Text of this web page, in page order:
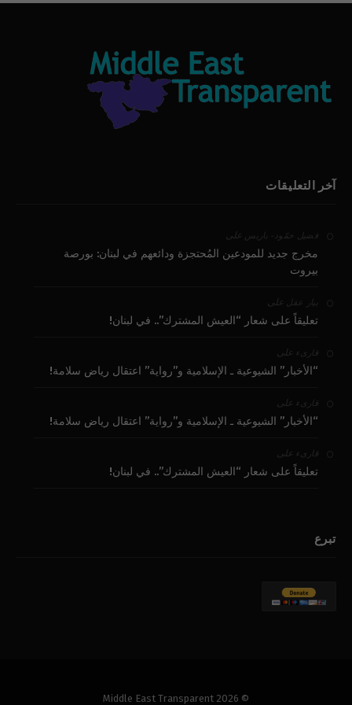
آخر التعليقات
فضيل حمّود - باريس على
مخرج جديد للمودعين المُحتجزة ودائعهم في لبنان: بورصة
بيروت
بيار عقل على
تعليقاً على شعار “العيش المشترك”.. في لبنان!
قارىء على
“الأخبار” الشيوعية ـ الإسلامية و”رواية” اعتقال رياض سلامة!
قارىء على
“الأخبار” الشيوعية ـ الإسلامية و”رواية” اعتقال رياض سلامة!
قارىء على
تعليقاً على شعار “العيش المشترك”.. في لبنان!
تبرع
© 2026 Middle East Transparent